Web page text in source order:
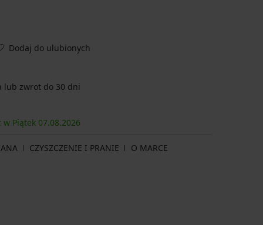
Dodaj do ulubionych
lub zwrot do 30 dni
w Piątek 07.08.2026
CZYSZCZENIE I PRANIE
O MARCE